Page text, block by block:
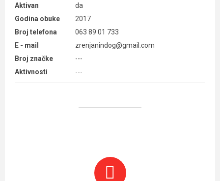
Aktivan
da
Godina obuke
2017
Broj telefona
063 89 01 733
E - mail
zrenjanindog@gmail.com
Broj značke
---
Aktivnosti
---